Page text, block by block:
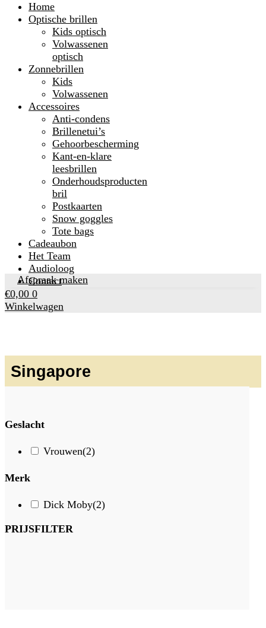
Home
Optische brillen
Kids optisch
Volwassenen
optisch
Zonnebrillen
Kids
Volwassenen
Accessoires
Anti-condens
Brillenetui’s
Gehoorbescherming
Kant-en-klare
leesbrillen
Onderhoudsproducten
bril
Postkaarten
Snow goggles
Tote bags
Cadeaubon
Het Team
Audioloog
Contact
Afspraak maken
€0,00 0
Winkelwagen
Singapore
Geslacht
Vrouwen(2)
Merk
Dick Moby(2)
PRIJSFILTER